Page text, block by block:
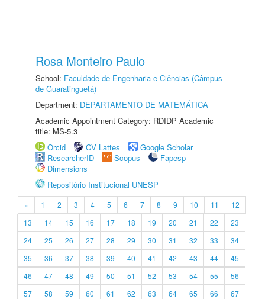
Rosa Monteiro Paulo
School: Faculdade de Engenharia e Ciências (Câmpus
de Guaratinguetá)
Department: DEPARTAMENTO DE MATEMÁTICA
Academic Appointment Category: RDIDP Academic
title: MS-5.3
Orcid
CV Lattes
Google Scholar
ResearcherID
Scopus
Fapesp
Dimensions
Repositório Institucional UNESP
« 1 2 3 4 5 6 7 8 9 10 11
12
13
14 15 16 17 18 19 20 21 22
23
24
25 26 27 28 29 30 31 32 33
34
35
36 37 38 39 40 41 42 43 44
45
46
47 48 49 50 51 52 53 54 55
56
57
58 59 60 61 62 63 64 65 66
67